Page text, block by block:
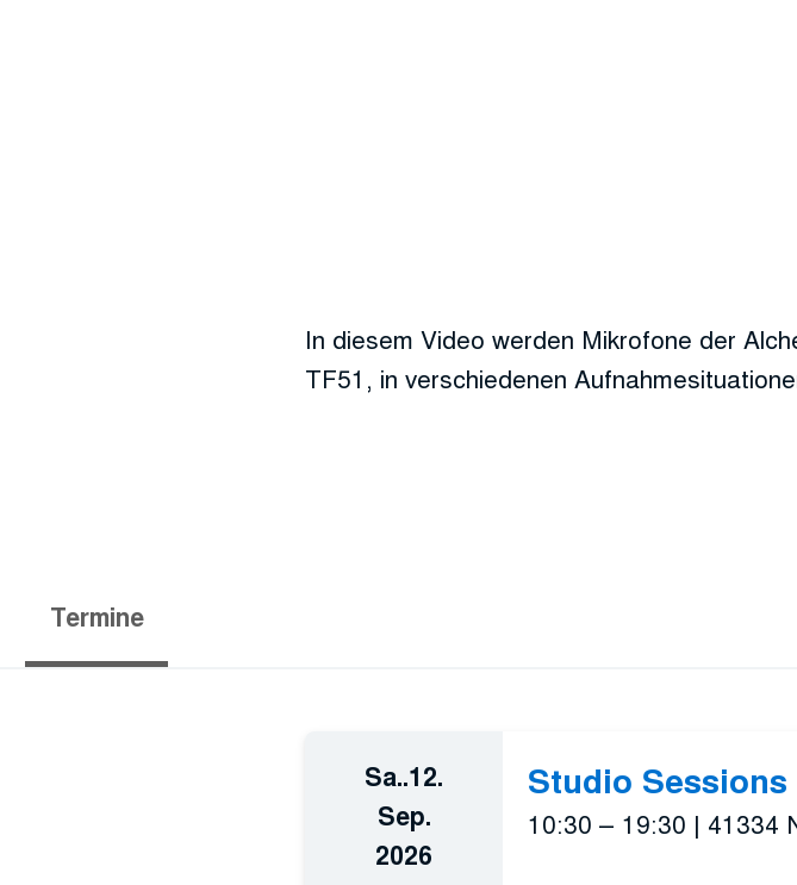
In diesem Video werden Mikrofone der
TF51, in verschiedenen
Termine
Sa..12.
Sep.
2026
Studio
10:30 – 19:30 | 41334